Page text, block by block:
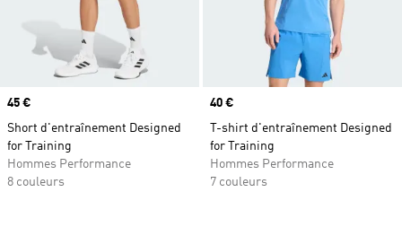
Prix
45 €
Short d'entraînement Designed
for Training
Hommes Performance
8 couleurs
Prix
40 €
T-shirt d'entraînement Designed
for Training
Hommes Performance
7 couleurs